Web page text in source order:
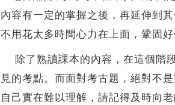
內容有一定的掌握之後，再延伸到
不用花太多時間心力在上面，鞏固
除了熟讀課本的內容，在這個階
見的考點。而面對考古題，絕對不
自己實在難以理解，請記得及時向